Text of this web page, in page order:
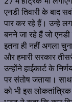
एनडी तिवारी के बाद
पार कर रहे हैं। उन्हे
बनने जा रहे हैं जो एनडी
इतना ही नहीं अगला
और हमारी सरकार
उन्होंने हाईकार्ट के
पर संतोष जताया।
को भी इस